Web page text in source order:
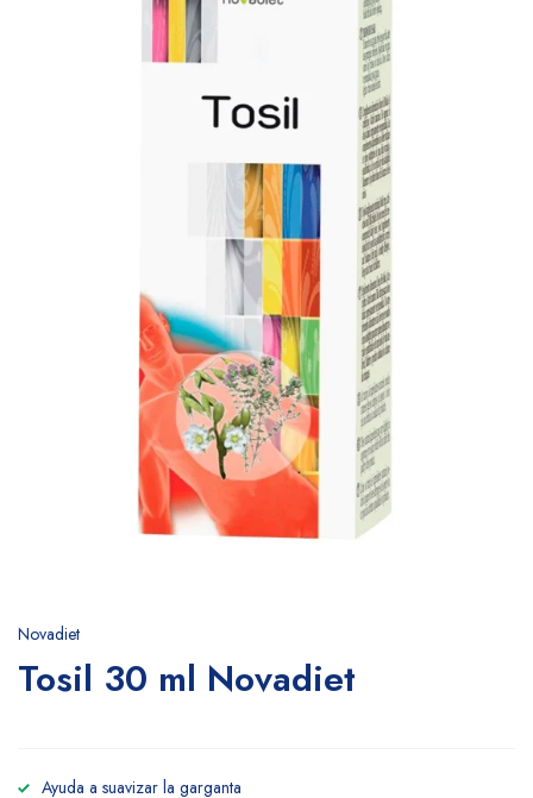
Novadiet
Tosil 30 ml Novadiet
Ayuda a suavizar la garganta